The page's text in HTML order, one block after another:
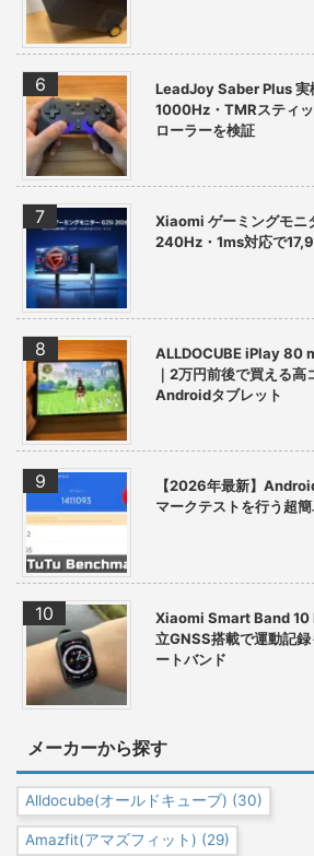
LeadJoy Saber Plus 実
1000Hz・TMRスティ
ローラーを検証
Xiaomi ゲーミングモニ
240Hz・1ms対応で
ALLDOCUBE iPlay 80
｜2万円前後で買える
Androidタブレット
【2026年最新】
マークテストを行う超
Xiaomi Smart Band 10
立GNSS搭載で運動記
ートバンド
メーカーから探す
Alldocube(オールドキューブ) (30)
Amazfit(アマズフィット) (29)